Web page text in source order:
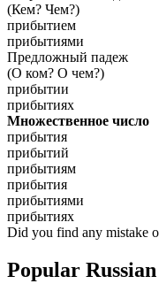
(Кем? Чем?)
прибытием
прибытиями
Предложный падеж
(О ком? О чем?)
прибытии
прибытиях
Множественное число
прибытия
прибытий
прибытиям
прибытия
прибытиями
прибытиях
Did you find any mistake
Popular